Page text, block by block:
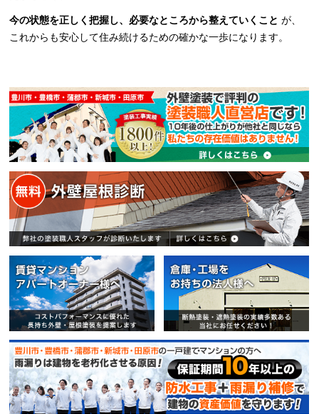
今の状態を正しく把握し、必要なところから整えていくこと が、
これからも安心して住み続けるための確かな一歩になります。
賃貸マンション・アパートオー